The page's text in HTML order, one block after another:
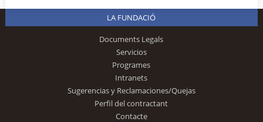
LA FUNDACIÓ
Documents Legals
Servicios
Programes
Intranets
Sugerencias y Reclamaciones/Quejas
Perfil del contractant
Contacte